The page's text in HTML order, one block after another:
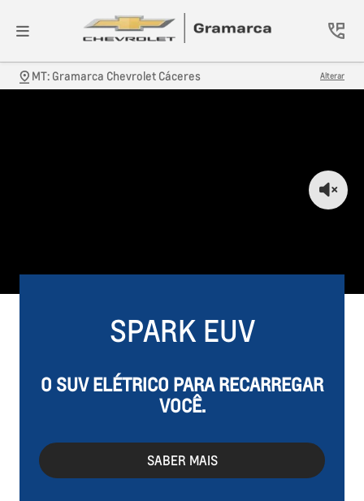
MT: Gramarca Chevrolet Cáceres Alterar
SPARK EUV
O SUV ELÉTRICO PARA RECARREGAR
VOCÊ.
SABER MAIS